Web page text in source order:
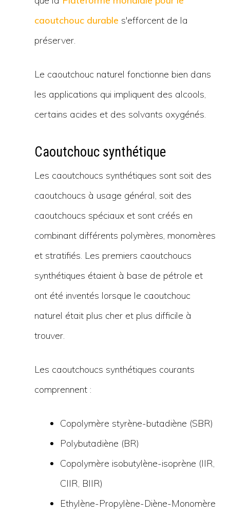
caoutchouc durable s'efforcent de la
préserver.
Le caoutchouc naturel fonctionne bien dans
les applications qui impliquent des alcools,
certains acides et des solvants oxygénés.
Caoutchouc synthétique
Les caoutchoucs synthétiques sont soit des
caoutchoucs à usage général, soit des
caoutchoucs spéciaux et sont créés en
combinant différents polymères, monomères
et stratifiés. Les premiers caoutchoucs
synthétiques étaient à base de pétrole et
ont été inventés lorsque le caoutchouc
naturel était plus cher et plus difficile à
trouver.
Les caoutchoucs synthétiques courants
comprennent :
Copolymère styrène-butadiène (SBR)
Polybutadiène (BR)
Copolymère isobutylène-isoprène (IIR,
CIIR, BIIR)
Ethylène-Propylène-Diène-Monomère